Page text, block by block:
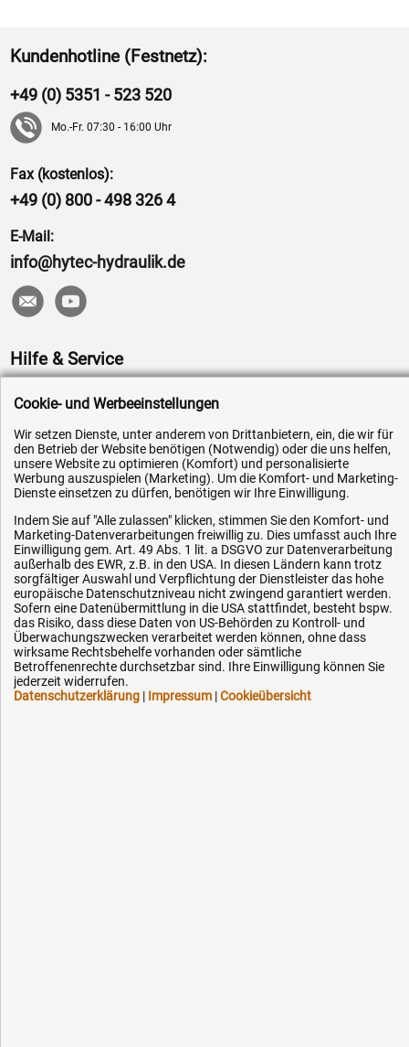
Kundenhotline (Festnetz):
+49 (0) 5351 - 523 520
Mo.-Fr. 07:30 - 16:00 Uhr
Fax (kostenlos):
+49 (0) 800 - 498 326 4
E-Mail:
info@hytec-hydraulik.de
Hilfe & Service
Versandkosten
Service
AGB / Widerrufsrecht
Datenschutz
Impressum
Karriere
OEM-Ersatzteile
Technik-Hilfe
Downloads
Kontakt
Cookie- und Werbeeinstellungen
Wir setzen Dienste, unter anderem von Drittanbietern, ein, die wir für
den Betrieb der Website benötigen (Notwendig) oder die uns helfen,
unsere Website zu optimieren (Komfort) und personalisierte
Werbung auszuspielen (Marketing). Um die Komfort- und Marketing-
Dienste einsetzen zu dürfen, benötigen wir Ihre Einwilligung.
Indem Sie auf "Alle zulassen" klicken, stimmen Sie den Komfort- und
Marketing-Datenverarbeitungen freiwillig zu. Dies umfasst auch Ihre
Einwilligung gem. Art. 49 Abs. 1 lit. a DSGVO zur Datenverarbeitung
außerhalb des EWR, z.B. in den USA. In diesen Ländern kann trotz
sorgfältiger Auswahl und Verpflichtung der Dienstleister das hohe
europäische Datenschutzniveau nicht zwingend garantiert werden.
Sofern eine Datenübermittlung in die USA stattfindet, besteht bspw.
das Risiko, dass diese Daten von US-Behörden zu Kontroll- und
Überwachungszwecken verarbeitet werden können, ohne dass
wirksame Rechtsbehelfe vorhanden oder sämtliche
Betroffenenrechte durchsetzbar sind. Ihre Einwilligung können Sie
jederzeit widerrufen.
Datenschutzerklärung | Impressum |Cookieübersicht